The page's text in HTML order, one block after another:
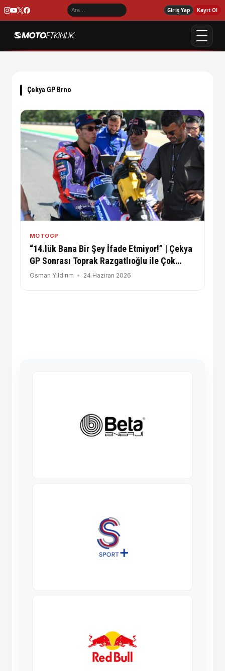
Giriş Yap Kayıt Ol
Çekya GP Brno
MOTOGP
“14.lük Bana Bir Şey İfade Etmiyor!” | Çekya
GP Sonrası Toprak Razgatlıoğlu ile Çok
Samimi Röportaj
Osman Yıldırım 24 Haziran 2026